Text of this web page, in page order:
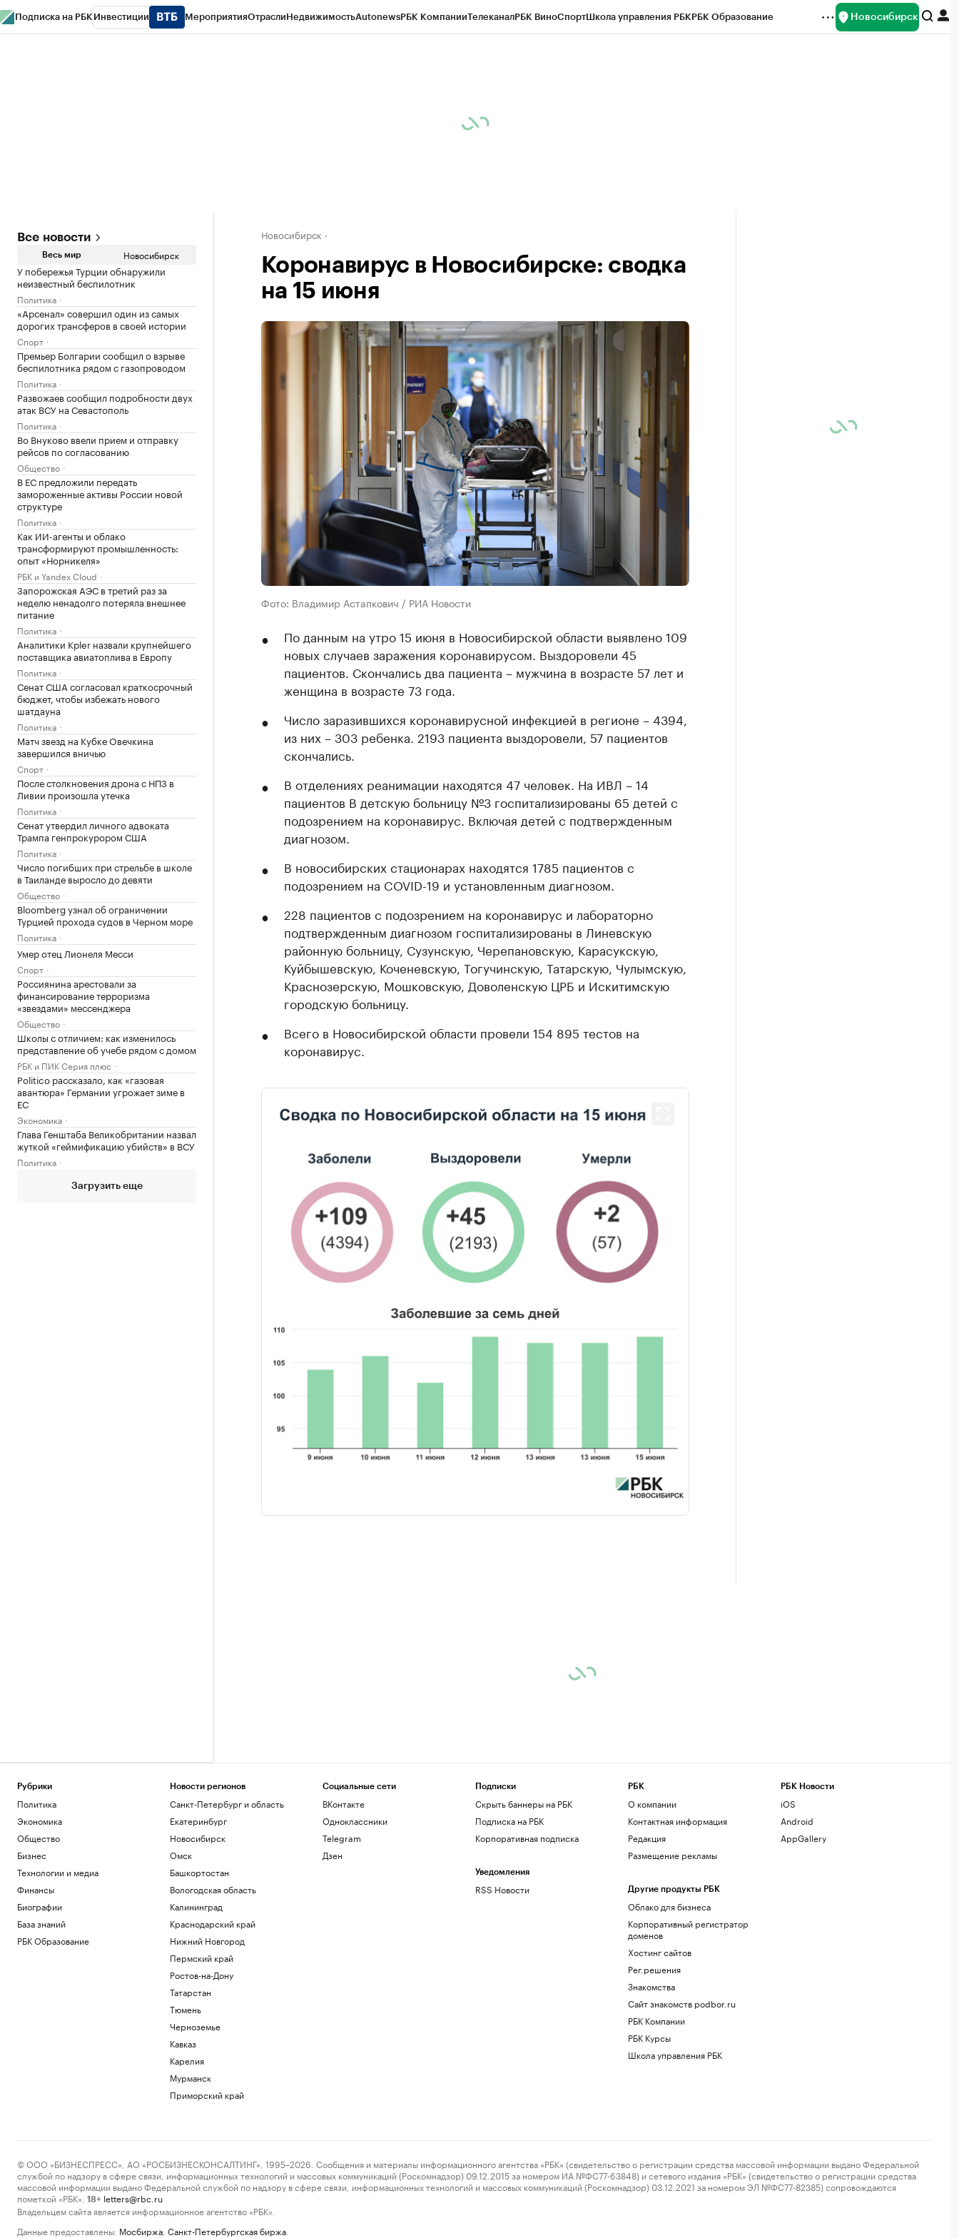
Подписка на РБК Инвестиции МероприятияОтраслиНедвижимостьAutonewsРБК КомпанииТелеканалРБК ВиноСпортШкола управления РБКРБК Образование Новосибирск
Все новости
Весь мир Новосибирск
У побережья Турции обнаружили
неизвестный беспилотник
Политика
«Арсенал» совершил один из самых
дорогих трансферов в своей истории
Спорт
Премьер Болгарии сообщил о взрыве
беспилотника рядом с газопроводом
Политика
Развожаев сообщил подробности двух
атак ВСУ на Севастополь
Политика
Во Внуково ввели прием и отправку
рейсов по согласованию
Общество
В ЕС предложили передать
замороженные активы России новой
структуре
Политика
Как ИИ-агенты и облако
трансформируют промышленность:
опыт «Норникеля»
РБК и Yandex Cloud
Запорожская АЭС в третий раз за
неделю ненадолго потеряла внешнее
питание
Политика
Аналитики Kpler назвали крупнейшего
поставщика авиатоплива в Европу
Политика
Сенат США согласовал краткосрочный
бюджет, чтобы избежать нового
шатдауна
Политика
Матч звезд на Кубке Овечкина
завершился вничью
Спорт
После столкновения дрона с НПЗ в
Ливии произошла утечка
Политика
Сенат утвердил личного адвоката
Трампа генпрокурором США
Политика
Число погибших при стрельбе в школе
в Таиланде выросло до девяти
Общество
Bloomberg узнал об ограничении
Турцией прохода судов в Черном море
Политика
Умер отец Лионеля Месси
Спорт
Россиянина арестовали за
финансирование терроризма
«звездами» мессенджера
Общество
Школы с отличием: как изменилось
представление об учебе рядом с домом
РБК и ПИК Серия плюс
Politico рассказало, как «газовая
авантюра» Германии угрожает зиме в
ЕС
Экономика
Глава Генштаба Великобритании назвал
жуткой «геймификацию убийств» в ВСУ
Политика
Загрузить еще
Новосибирск
Коронавирус в Новосибирске: сводка
на 15 июня
Фото: Владимир Астапкович / РИА Новости
По данным на утро 15 июня в Новосибирской области выявлено 109
новых случаев заражения коронавирусом. Выздоровели 45
пациентов. Скончались два пациента – мужчина в возрасте 57 лет и
женщина в возрасте 73 года.
Число заразившихся коронавирусной инфекцией в регионе – 4394,
из них – 303 ребенка. 2193 пациента выздоровели, 57 пациентов
скончались.
В отделениях реанимации находятся 47 человек. На ИВЛ – 14
пациентов В детскую больницу №3 госпитализированы 65 детей с
подозрением на коронавирус. Включая детей с подтвержденным
диагнозом.
В новосибирских стационарах находятся 1785 пациентов с
подозрением на COVID-19 и установленным диагнозом.
228 пациентов с подозрением на коронавирус и лабораторно
подтвержденным диагнозом госпитализированы в Линевскую
районную больницу, Сузунскую, Черепановскую, Карасукскую,
Куйбышевскую, Коченевскую, Тогучинскую, Татарскую, Чулымскую,
Краснозерскую, Мошковскую, Доволенскую ЦРБ и Искитимскую
городскую больницу.
Всего в Новосибирской области провели 154 895 тестов на
коронавирус.
Рубрики
Политика
Экономика
Общество
Бизнес
Технологии и медиа
Финансы
Биографии
База знаний
РБК Образование
Новости регионов
Санкт-Петербург и область
Екатеринбург
Новосибирск
Омск
Башкортостан
Вологодская область
Калининград
Краснодарский край
Нижний Новгород
Пермский край
Ростов-на-Дону
Татарстан
Тюмень
Черноземье
Кавказ
Карелия
Мурманск
Приморский край
Социальные сети
ВКонтакте
Одноклассники
Telegram
Дзен
Подписки
Скрыть баннеры на РБК
Подписка на РБК
Корпоративная подписка
Уведомления
RSS Новости
РБК
О компании
Контактная информация
Редакция
Размещение рекламы
Другие продукты РБК
Облако для бизнеса
Корпоративный регистратор
доменов
Хостинг сайтов
Рег.решения
Знакомства
Сайт знакомств podbor.ru
РБК Компании
РБК Курсы
Школа управления РБК
РБК Новости
iOS
Android
AppGallery
© ООО «БИЗНЕСПРЕСС», АО «РОСБИЗНЕСКОНСАЛТИНГ», 1995–2026. Сообщения и материалы информационного агентства «РБК» (свидетельство о регистрации средства массовой информации выдано Федеральной
службой по надзору в сфере связи, информационных технологий и массовых коммуникаций (Роскомнадзор) 09.12.2015 за номером ИА №ФС77-63848) и сетевого издания «РБК» (свидетельство о регистрации средства
массовой информации выдано Федеральной службой по надзору в сфере связи, информационных технологий и массовых коммуникаций (Роскомнадзор) 03.12.2021 за номером ЭЛ №ФС77-82385) сопровождаются
пометкой «РБК».
18+ letters@rbc.ru
Владельцем сайта является информационное агентство «РБК».
Данные предоставлены: Мосбиржа Санкт-Петербургская биржа